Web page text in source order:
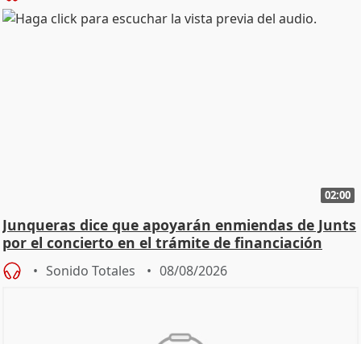
02:00
Junqueras dice que apoyarán enmiendas de Junts
por el concierto en el trámite de financiación
Sonido Totales 08/08/2026